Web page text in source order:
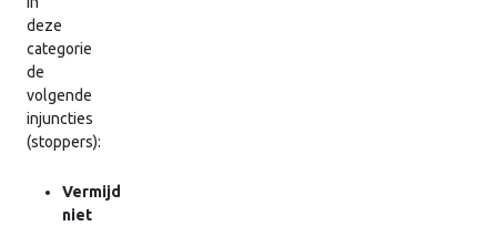
deze
categorie
de
volgende
injuncties
(stoppers):
Vermijd
niet